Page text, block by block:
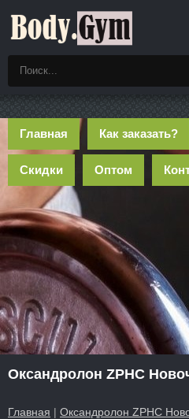
Главная Как заказать?
Скидки Оптом
Оксандролон ZPHC
Главная | Оксандролон ZPHC